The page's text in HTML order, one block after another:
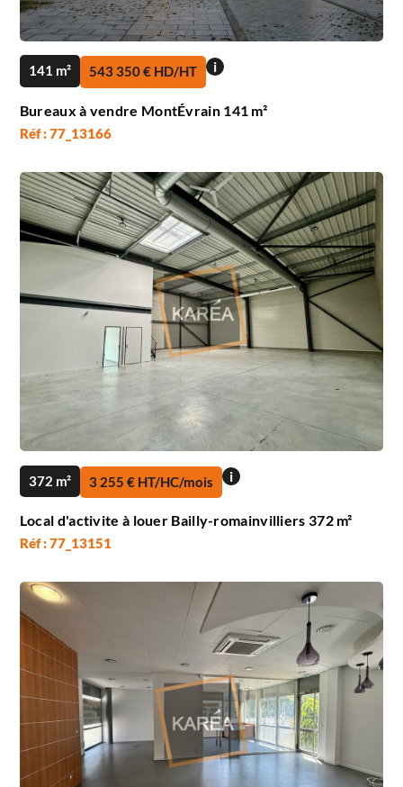
141 m² 543 350 € HD/HT i
Bureaux à vendre MontÉvrain 141 m²
Réf : 77_13166
372 m² 3 255 € HT/HC/mois i
Local d'activite à louer Bailly-romainvilliers 372 m²
Réf : 77_13151